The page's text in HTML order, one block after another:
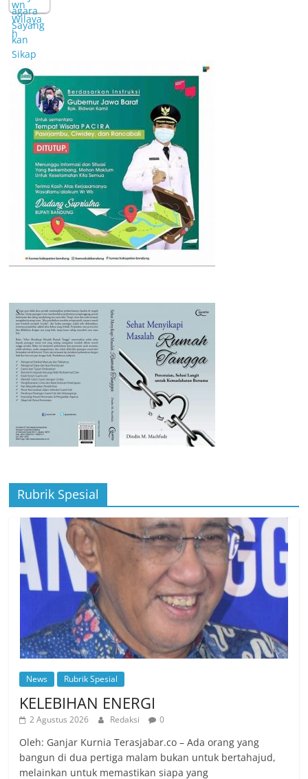
Rubrik Spesial
News Rubrik Spesial
KELEBIHAN ENERGI
2 Agustus 2026 Redaksi 0
Oleh: Ganjar Kurnia Terasjabar.co – Ada orang yang
bangun di dua pertiga malam bukan untuk bertahajud,
melainkan untuk memastikan siapa yang